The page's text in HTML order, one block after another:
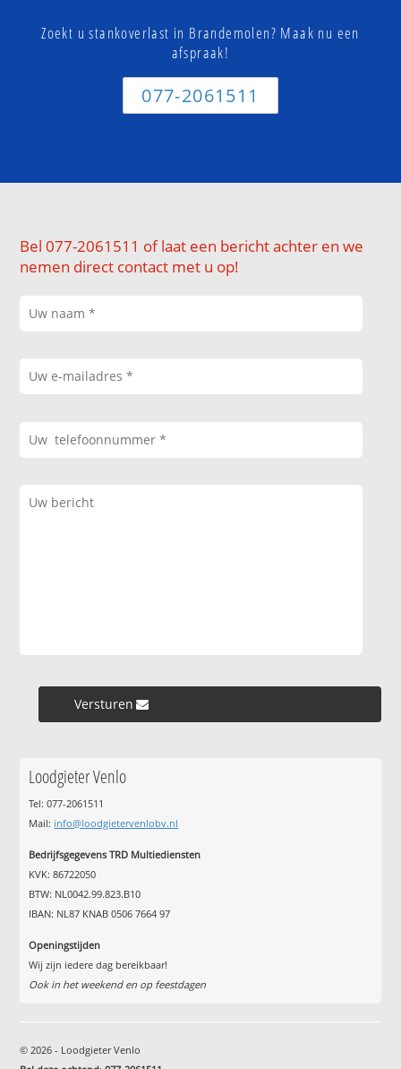
Zoekt u stankoverlast in Brandemolen? Maak nu een
afspraak!
077-2061511
Bel 077-2061511 of laat een bericht achter en we
nemen direct contact met u op!
Versturen »
Loodgieter Venlo
Tel: 077-2061511
Mail: info@loodgietervenlobv.nl
Bedrijfsgegevens TRD Multiediensten
KVK: 86722050
BTW: NL0042.99.823.B10
IBAN: NL87 KNAB 0506 7664 97
Openingstijden
Wij zijn iedere dag bereikbaar!
Ook in het weekend en op feestdagen
© 2026 - Loodgieter Venlo